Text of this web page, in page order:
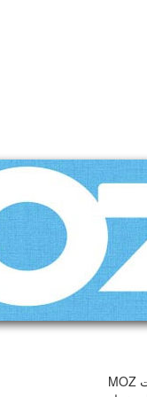
هر روز 5 میلیارد جستجو در وب انجام می‌شود. اکانت MOZ